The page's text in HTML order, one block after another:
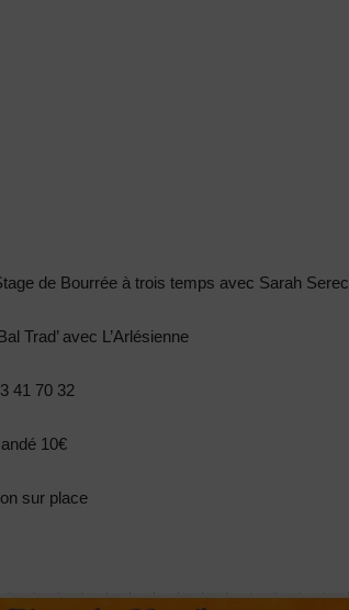
de Bourrée à trois temps avec Sarah Serec
Trad’ avec L’Arlésienne
41 70 32
10€
sur place